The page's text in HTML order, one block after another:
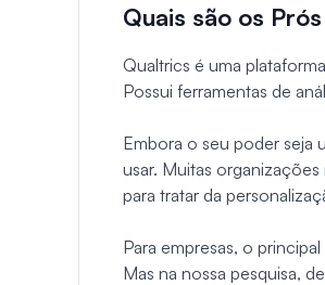
Quais são os
Qualtrics é uma
Possui ferramentas de
Embora o seu poder seja
usar. Muitas
para tratar da
Para empresas, o
Mas na nossa pesquisa,